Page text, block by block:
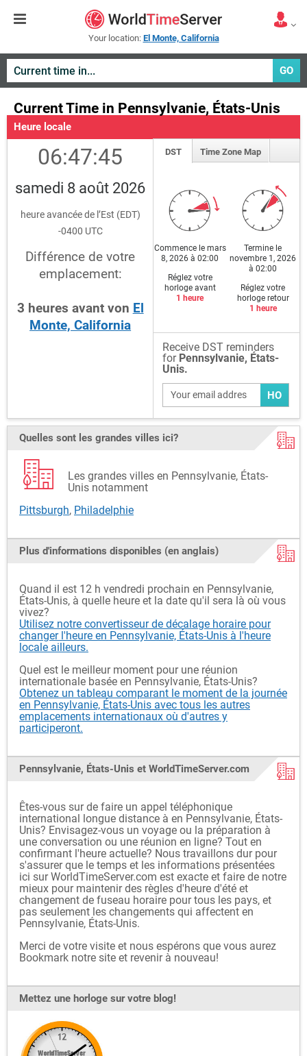
Your location: El Monte, California
GO
Current Time in Pennsylvanie, États-Unis
Heure locale
06:47:45
samedi 8 août 2026
heure avancée de l’Est (EDT)
-0400 UTC
Différence de votre
emplacement:
3 heures avant von El
Monte, California
DST Time Zone Map
Commence le mars
8, 2026 à 02:00
Réglez votre
horloge avant
1 heure
Termine le
novembre 1, 2026
à 02:00
Réglez votre
horloge retour
1 heure
Receive DST reminders
for Pennsylvanie, États-
Unis.
HO
Quelles sont les grandes villes ici?
Les grandes villes en Pennsylvanie, États-
Unis notamment
Pittsburgh, Philadelphie
Plus d'informations disponibles (en anglais)
Quand il est 12 h vendredi prochain en Pennsylvanie,
États-Unis, à quelle heure et la date qu'il sera là où vous
vivez?
Utilisez notre convertisseur de décalage horaire pour
changer l'heure en Pennsylvanie, États-Unis à l'heure
locale ailleurs.
Quel est le meilleur moment pour une réunion
internationale basée en Pennsylvanie, États-Unis?
Obtenez un tableau comparant le moment de la journée
en Pennsylvanie, États-Unis avec tous les autres
emplacements internationaux où d'autres y
participeront.
Pennsylvanie, États-Unis et WorldTimeServer.com
Êtes-vous sur de faire un appel téléphonique
international longue distance à en Pennsylvanie, États-
Unis? Envisagez-vous un voyage ou la préparation à
une conversation ou une réunion en ligne? Tout en
confirmant l'heure actuelle? Nous travaillons dur pour
s'assurer que le temps et les informations présentées
ici sur WorldTimeServer.com est exacte et faire de notre
mieux pour maintenir des règles d'heure d'été et
changement de fuseau horaire pour tous les pays, et
pas seulement les changements qui affectent en
Pennsylvanie, États-Unis.
Merci de votre visite et nous espérons que vous aurez
Bookmark notre site et revenir à nouveau!
Mettez une horloge sur votre blog!